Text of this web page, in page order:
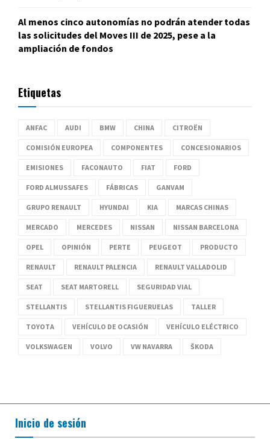
Al menos cinco autonomías no podrán atender todas
las solicitudes del Moves III de 2025, pese a la
ampliación de fondos
Etiquetas
ANFAC AUDI BMW CHINA CITROËN
COMISIÓN EUROPEA COMPONENTES CONCESIONARIOS
EMISIONES FACONAUTO FIAT FORD
FORD ALMUSSAFES FÁBRICAS GANVAM
GRUPO RENAULT HYUNDAI KIA MARCAS CHINAS
MERCADO MERCEDES NISSAN NISSAN BARCELONA
OPEL OPINIÓN PERTE PEUGEOT PRODUCTO
RENAULT RENAULT PALENCIA RENAULT VALLADOLID
SEAT SEAT MARTORELL SEGURIDAD VIAL
STELLANTIS STELLANTIS FIGUERUELAS TALLER
TOYOTA VEHÍCULO DE OCASIÓN VEHÍCULO ELÉCTRICO
VOLKSWAGEN VOLVO VW NAVARRA ŠKODA
Inicio de sesión